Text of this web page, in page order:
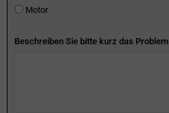
Motor
Beschreiben Sie bitte kurz das Problem